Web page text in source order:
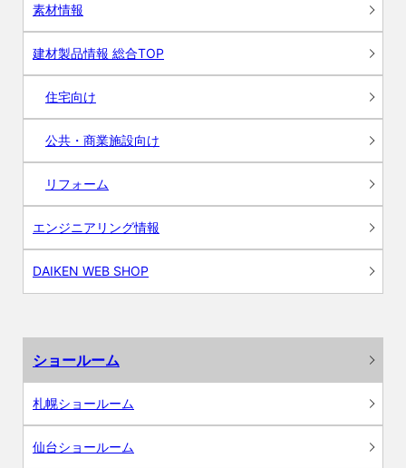
素材情報
建材製品情報 総合TOP
住宅向け
公共・商業施設向け
リフォーム
エンジニアリング情報
DAIKEN WEB SHOP
ショールーム
札幌ショールーム
仙台ショールーム